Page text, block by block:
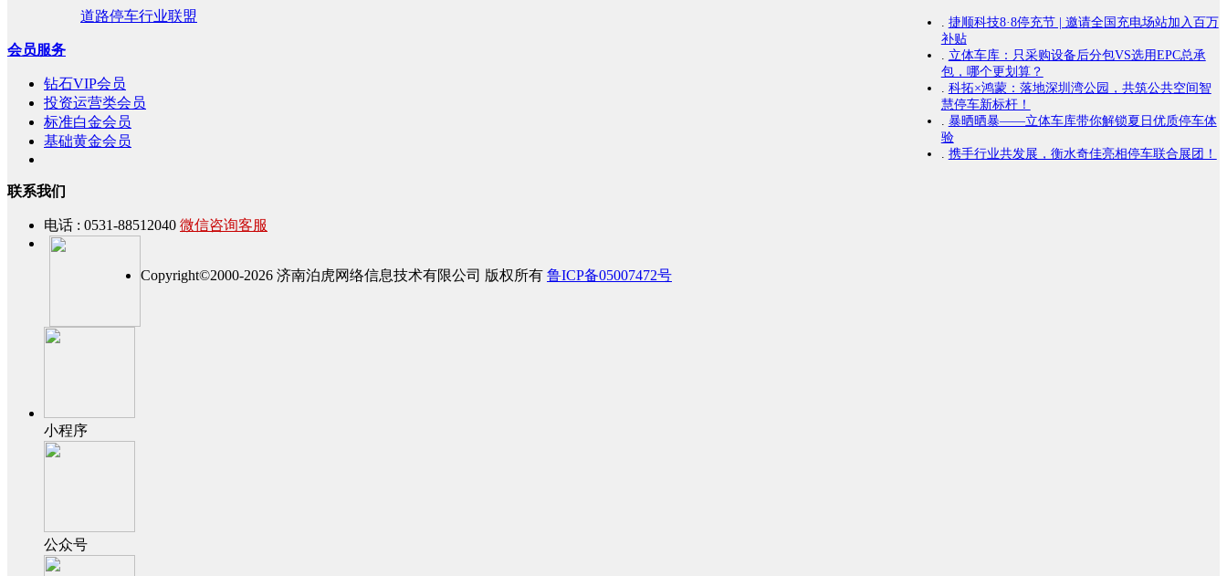
. 捷顺科技8·8停充节 | 邀请全国充电场站加入百万
补贴
. 立体车库：只采购设备后分包VS选用EPC总承
包，哪个更划算？
. 科拓×鸿蒙：落地深圳湾公园，共筑公共空间智
慧停车新标杆！
. 暴晒晒暴——立体车库带你解锁夏日优质停车体
验
. 携手行业共发展，衡水奇佳亮相停车联合展团！
道路停车行业联盟
会员服务
钻石VIP会员
投资运营类会员
标准白金会员
基础黄金会员
联系我们
电话 : 0531-88512040 微信咨询客服
Copyright©2000-2026 济南泊虎网络信息技术有限公司 版权所有 鲁ICP备05007472号
小程序
公众号